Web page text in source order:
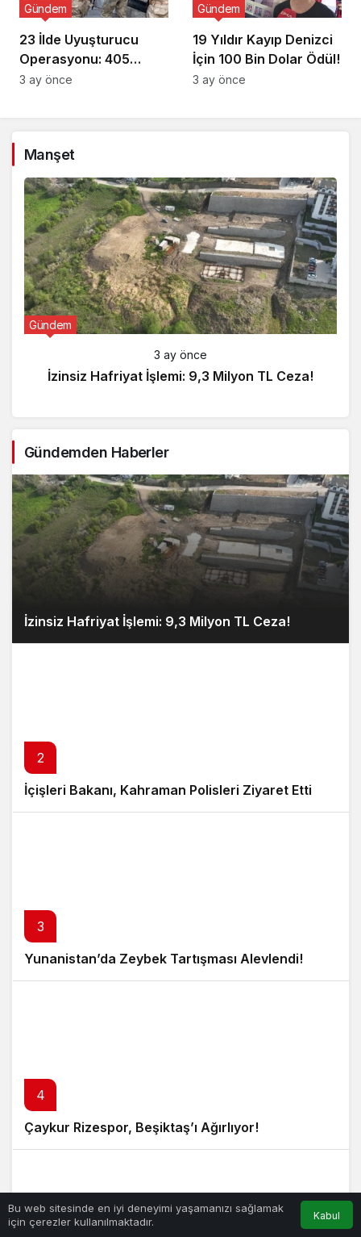
23 İlde Uyuşturucu
Operasyonu: 405
Gözaltı!
Gündem
3 ay önce
19 Yıldır Kayıp Denizci
İçin 100 Bin Dolar Ödül!
Gündem
3 ay önce
Manşet
Gündem
3 ay önce
İzinsiz Hafriyat İşlemi: 9,3 Milyon TL Ceza!
Gündemden Haberler
İzinsiz Hafriyat İşlemi: 9,3 Milyon TL Ceza!
2
İçişleri Bakanı, Kahraman Polisleri Ziyaret Etti
3
Yunanistan’da Zeybek Tartışması Alevlendi!
4
Çaykur Rizespor, Beşiktaş’ı Ağırlıyor!
Bu web sitesinde en iyi deneyimi yaşamanızı sağlamak
için çerezler kullanılmaktadır.
Kabul